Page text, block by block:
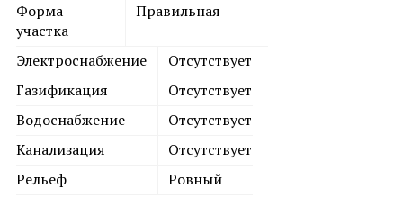
Форма
участка
Правильная
Электроснабжение
Отсутствует
Газификация
Отсутствует
Водоснабжение
Отсутствует
Канализация
Отсутствует
Рельеф
Ровный